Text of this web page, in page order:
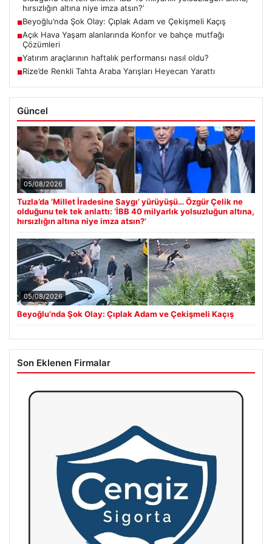
hırsızlığın altına niye imza atsın?’
■Beyoğlu’nda Şok Olay: Çıplak Adam ve Çekişmeli Kaçış
■Açık Hava Yaşam alanlarında Konfor ve bahçe mutfağı
Çözümleri
■Yatırım araçlarının haftalık performansı nasıl oldu?
■Rize’de Renkli Tahta Araba Yarışları Heyecan Yarattı
Güncel
05/08/2026
Tuzla’da ‘Millet İradesine Saygı’ yürüyüşü… Özgür Çelik ne
olduğunu tek tek anlattı: ‘İBB 40 milyarlık yolsuzluğun altına,
hırsızlığın altına niye imza atsın?’
05/08/2026
Beyoğlu’nda Şok Olay: Çıplak Adam ve Çekişmeli Kaçış
Son Eklenen Firmalar